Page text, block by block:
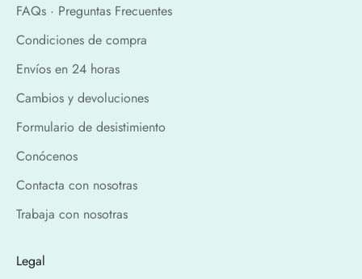
FAQs · Preguntas Frecuentes
Condiciones de compra
Envíos en 24 horas
Cambios y devoluciones
Formulario de desistimiento
Conócenos
Contacta con nosotras
Trabaja con nosotras
Legal